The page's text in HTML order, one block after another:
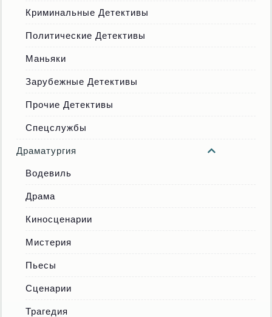
Криминальные Детективы
Политические Детективы
Маньяки
Зарубежные Детективы
Прочие Детективы
Спецслужбы
Драматургия
Водевиль
Драма
Киносценарии
Мистерия
Пьесы
Сценарии
Трагедия